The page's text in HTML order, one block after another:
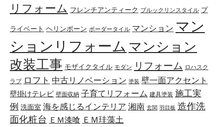
リフォーム フレンチアンティーク ブルックリンスタイル プ
ライベート ヘリンボーン ボーダータイル マンション マン
ションリフォーム マンション
改装工事 モザイクタイル モダン リフォーム ロハスク
ラブ ロフト 中古リノベーション 塗装 壁一面アクセント
壁掛けテレビ 壁面収納 子育てリフォーム 建具塗装 施工実
例 洗面室 海を感じるインテリア 湘南 玄関 羽目板 造作洗
面化粧台 ＥＭ漆喰 ＥＭ珪藻土